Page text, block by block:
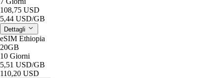
108,75 USD
5,44 USD/GB
Dettagli
eSIM Ethiopia
20GB
10 Giorni
5,51 USD/GB
110,20 USD